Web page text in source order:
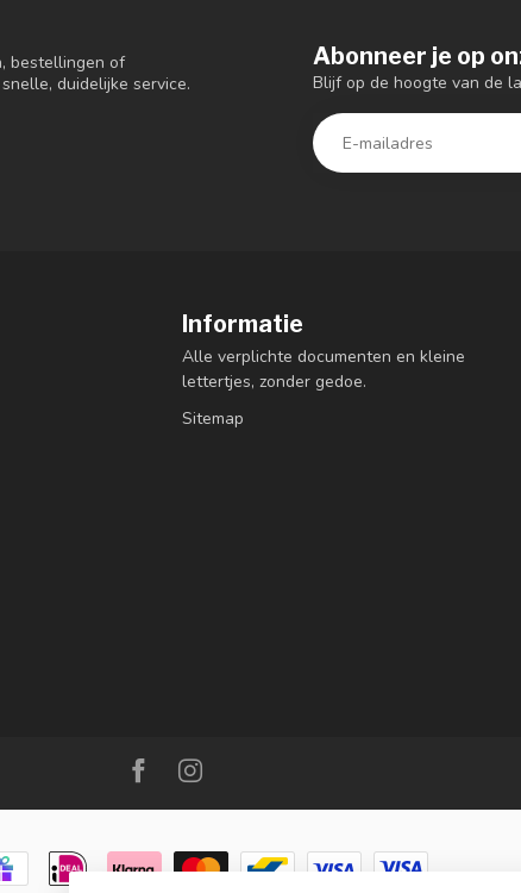
bestellingen of
duidelijke service.
Abonneer je op
Blijf op de hoogte van de
Informatie
Alle verplichte documenten en kleine
lettertjes, zonder gedoe.
Sitemap